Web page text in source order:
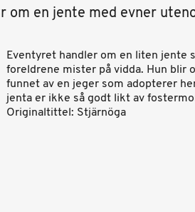
om en jente med evner
Eventyret handler om en liten jente
foreldrene mister på vidda. Hun blir
funnet av en jeger som adopterer
jenta er ikke så godt likt av
Originaltittel: Stjärnöga